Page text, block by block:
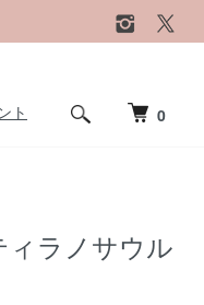
ト 0
ラノサウル